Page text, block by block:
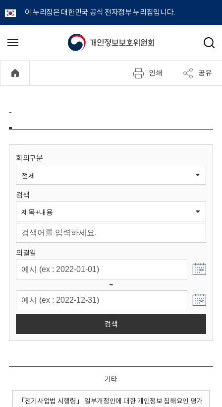
이 누리집은 대한민국 공식 전자정부 누리집입니다.
개
정
보
원
회
메
기
검
인쇄 공유
-
회의구분
검색
의결일
~
검색
기타
「전기사업법 시행령」 일부개정안에 대한 개인정보 침해요인 평가